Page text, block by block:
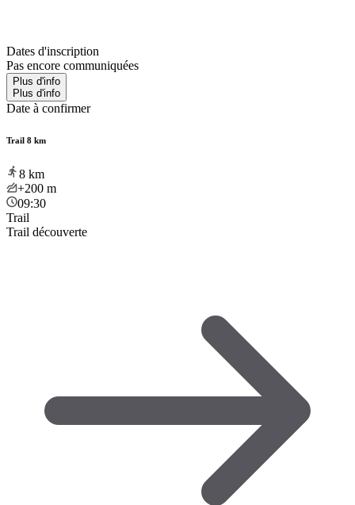
Dates d'inscription
Pas encore communiquées
Plus d'info
Plus d'info
Date à confirmer
Trail 8 km
8 km
+200 m
09:30
Trail
Trail découverte